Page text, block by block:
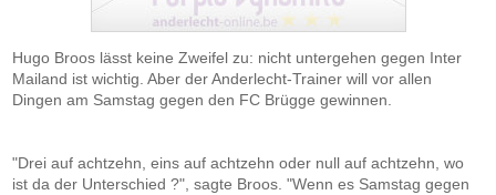
Hugo Broos lässt keine Zweifel zu: nicht untergehen gegen Inter
Mailand ist wichtig. Aber der Anderlecht-Trainer will vor allen
Dingen am Samstag gegen den FC Brügge gewinnen.
"Drei auf achtzehn, eins auf achtzehn oder null auf achtzehn, wo
ist da der Unterschied ?", sagte Broos. "Wenn es Samstag gegen